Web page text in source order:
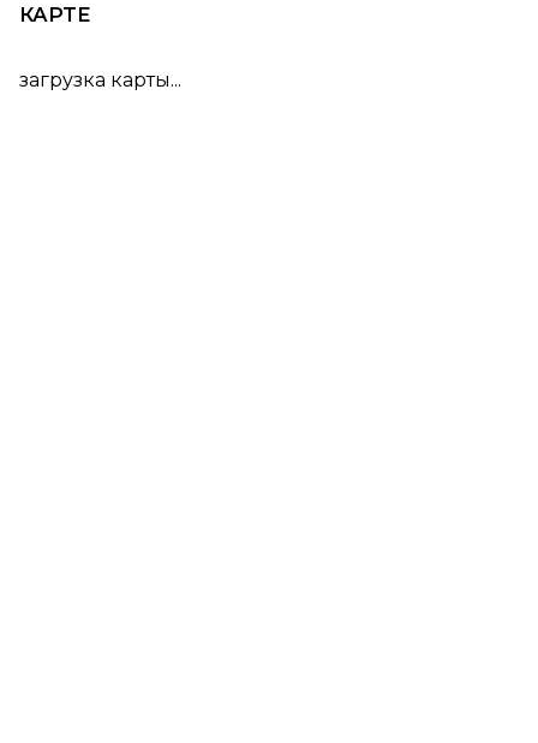
КАРТЕ
загрузка карты...